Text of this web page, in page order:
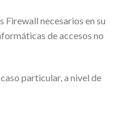
Firewall necesarios en su
de accesos no
particular, a nivel de